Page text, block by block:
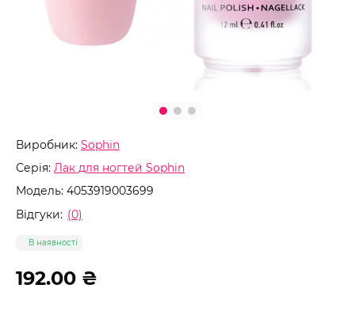
Виробник: Sophin
Серія: Лак для ногтей Sophin
Модель: 4053919003699
Відгуки: (0)
В наявності
192.00 ₴